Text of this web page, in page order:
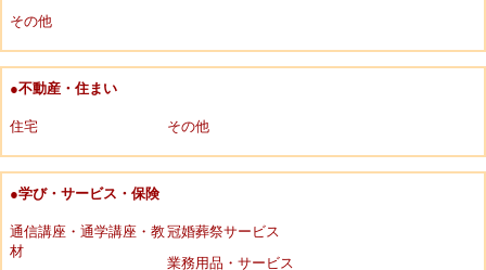
その他
●不動産・住まい
住宅 その他
●学び・サービス・保険
通信講座・通学講座・教
材
冠婚葬祭サービス
業務用品・サービス